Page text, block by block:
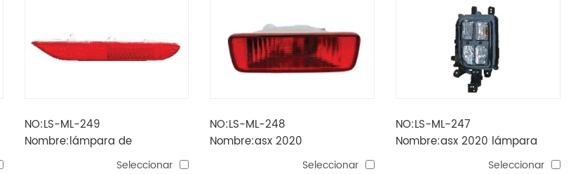
NO:LS-ML-249
Nombre:lámpara de
parachoques trasero asx 2020
Seleccionar
NO:LS-ML-248
Nombre:asx 2020
parachoques traseroSeleccionar
NO:LS-ML-247
Nombre:asx 2020 lámpara
Seleccionar